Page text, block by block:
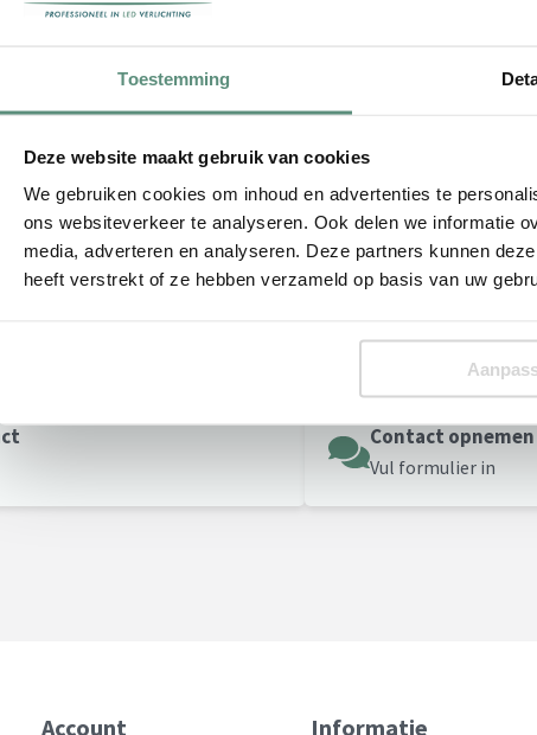
Toestemming
Deze website maakt gebruik van cookies
We gebruiken cookies om inhoud en advertenties te
ons websiteverkeer te analyseren. Ook delen we informatie
media, adverteren en analyseren. Deze partners kunnen
heeft verstrekt of ze hebben verzameld op basis van uw
Meld hier je retour
Contact opnemen
Vul formulier in
Account Informatie